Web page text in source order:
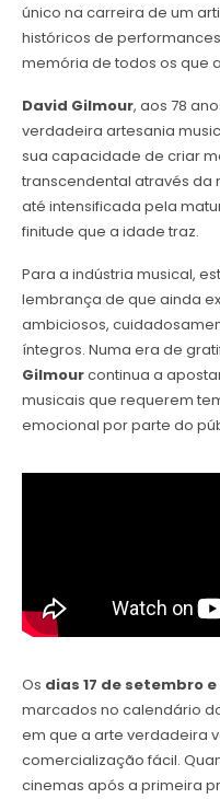
único na carreira de um
históricos de
memória de todos os que
David Gilmour, aos 78
verdadeira artesania
sua capacidade de criar
transcendental através da
até intensificada pela
finitude que a idade traz.
Para a indústria musical,
lembrança de que ainda
ambiciosos,
íntegros. Numa era de
Gilmourcontinua a
musicais que requerem
emocional por parte do
Os dias 17 de setembro
marcados no calendário
em que a arte verdadeira
comercialização fácil.
cinemas após a primeira